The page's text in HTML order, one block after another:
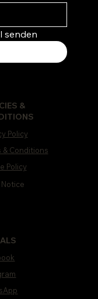
&
Policy
& Conditions
Policy
senden